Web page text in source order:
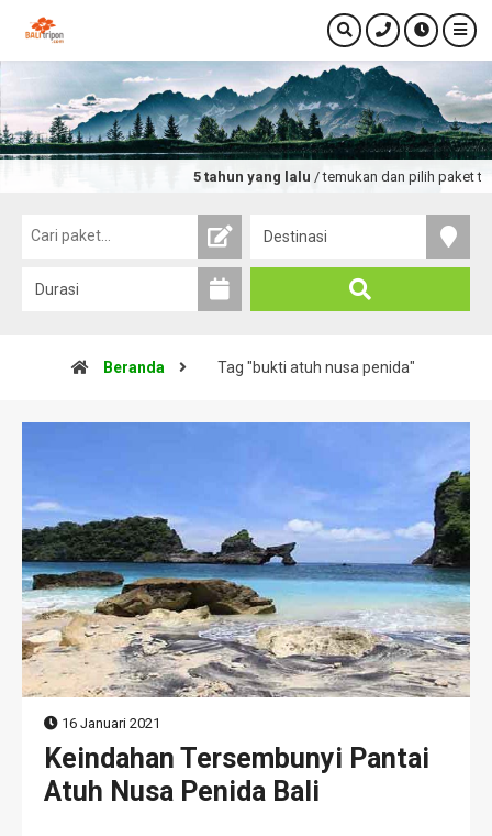
5 tahun yang lalu/ temukan dan pilih paket tour
Beranda Tag "bukti atuh nusa penida"
16 Januari 2021
Keindahan Tersembunyi Pantai
Atuh Nusa Penida Bali